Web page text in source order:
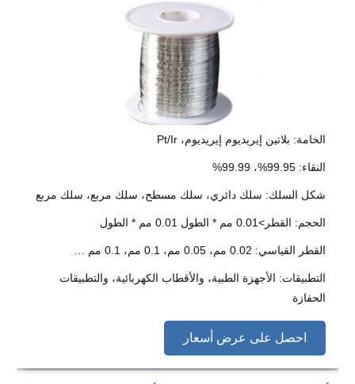
الخامة: بلاتين إيريديوم إيريديوم، Pt/Ir
النقاء: 99.95%، 99.99%
شكل السلك: سلك دائري، سلك مسطح، سلك مربع، سلك مربع
الحجم: القطر>0.01 مم * الطول 0.01 مم * الطول
القطر القياسي: 0.02 مم، 0.05 مم، 0.1 مم، 0.1 مم …
التطبيقات: الأجهزة الطبية، والأقطاب الكهربائية، والتطبيقات
الحفازة
احصل على عرض أسعار